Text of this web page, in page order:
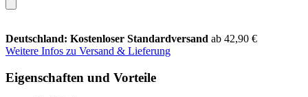
Deutschland: Kostenloser Standardversand ab 42,90 €
Weitere Infos zu Versand & Lieferung
Eigenschaften und Vorteile